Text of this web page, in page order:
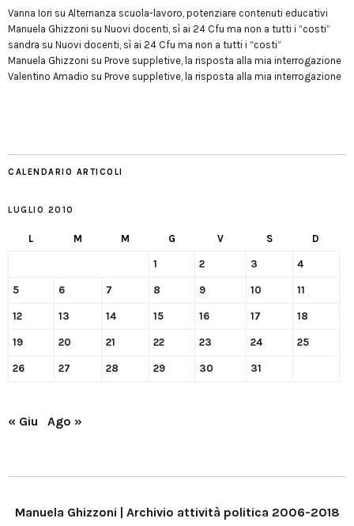
Vanna Iori su Alternanza scuola-lavoro, potenziare contenuti educativi
Manuela Ghizzoni su Nuovi docenti, sì ai 24 Cfu ma non a tutti i “costi”
sandra su Nuovi docenti, sì ai 24 Cfu ma non a tutti i “costi”
Manuela Ghizzoni su Prove suppletive, la risposta alla mia interrogazione
Valentino Amadio su Prove suppletive, la risposta alla mia interrogazione
CALENDARIO ARTICOLI
LUGLIO 2010
L M M G V S D
1 2 3 4
5 6 7 8 9 10 11
12 13 14 15 16 17 18
19 20 21 22 23 24 25
26 27 28 29 30 31
« Giu Ago »
Manuela Ghizzoni | Archivio attività politica 2006-2018